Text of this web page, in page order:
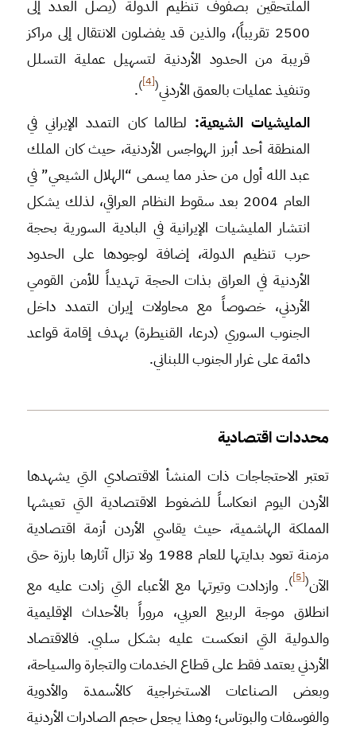
الملتحقين بصفوف تنظيم الدولة (يصل العدد إلى
2500 تقريباً)، والذين قد يفضلون الانتقال إلى مراكز
قريبة من الحدود الأردنية لتسهيل عملية التسلل
وتنفيذ عمليات بالعمق الأردني(
[4]
)
.
المليشيات الشيعية: لطالما كان التمدد الإيراني في
المنطقة أحد أبرز الهواجس الأردنية، حيث كان الملك
عبد الله أول من حذر مما يسمى “الهلال الشيعي” في
العام 2004 بعد سقوط النظام العراقي، لذلك يشكل
انتشار المليشيات الإيرانية في البادية السورية بحجة
حرب تنظيم الدولة، إضافة لوجودها على الحدود
الأردنية في العراق بذات الحجة تهديداً للأمن القومي
الأردني، خصوصاً مع محاولات إيران التمدد داخل
الجنوب السوري (درعا، القنيطرة) بهدف إقامة قواعد
دائمة على غرار الجنوب اللبناني.
محددات اقتصادية
تعتبر الاحتجاجات ذات المنشأ الاقتصادي التي يشهدها
الأردن اليوم انعكاساً للضغوط الاقتصادية التي تعيشها
المملكة الهاشمية، حيث يقاسي الأردن أزمة اقتصادية
مزمنة تعود بدايتها للعام 1988 ولا تزال آثارها بارزة حتى
الآن(
[5]
). وازدادت وتيرتها مع الأعباء التي زادت عليه مع
انطلاق موجة الربيع العربي، مروراً بالأحداث الإقليمية
والدولية التي انعكست عليه بشكل سلبي. فالاقتصاد
الأردني يعتمد فقط على قطاع الخدمات والتجارة والسياحة،
وبعض الصناعات الاستخراجية كالأسمدة والأدوية
والفوسفات والبوتاس؛ وهذا يجعل حجم الصادرات الأردنية